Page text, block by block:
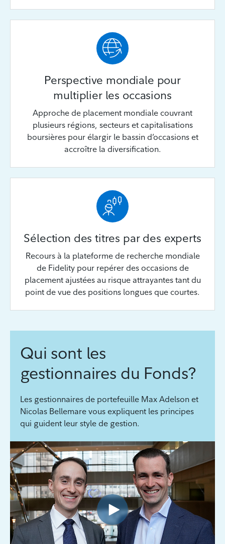
Perspective mondiale pour
multiplier les occasions
Approche de placement mondiale couvrant
plusieurs régions, secteurs et capitalisations
boursières pour élargir le bassin d’occasions et
accroître la diversification.
Sélection des titres par des experts
Recours à la plateforme de recherche mondiale
de Fidelity pour repérer des occasions de
placement ajustées au risque attrayantes tant du
point de vue des positions longues que courtes.
Qui sont les
gestionnaires du Fonds?
Les gestionnaires de portefeuille Max Adelson et
Nicolas Bellemare vous expliquent les principes
qui guident leur style de gestion.